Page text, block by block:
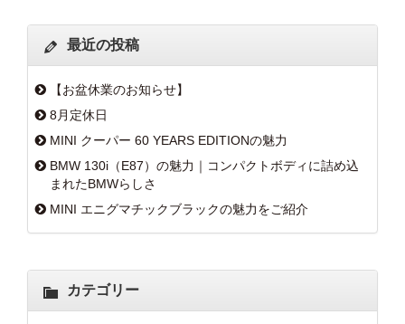
最近の投稿
【お盆休業のお知らせ】
8月定休日
MINI クーパー 60 YEARS EDITIONの魅力
BMW 130i（E87）の魅力｜コンパクトボディに詰め込
まれたBMWらしさ
MINI エニグマチックブラックの魅力をご紹介
カテゴリー